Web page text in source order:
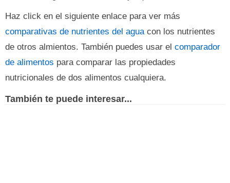
Haz click en el siguiente enlace para ver más
comparativas de nutrientes del aguacon los nutrientes
de otros almientos. También puedes usar el comparador
de alimentos para comparar las propiedades
nutricionales de dos alimentos cualquiera.
También te puede interesar...